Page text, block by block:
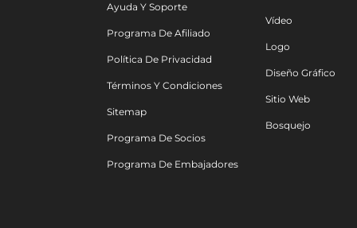
Ayuda Y Soporte
Programa De Afiliado
Política De Privacidad
Términos Y Condiciones
Sitemap
Programa De Socios
Programa De Embajadores
Vídeo
Logo
Diseño Gráfico
Sitio Web
Bosquejo